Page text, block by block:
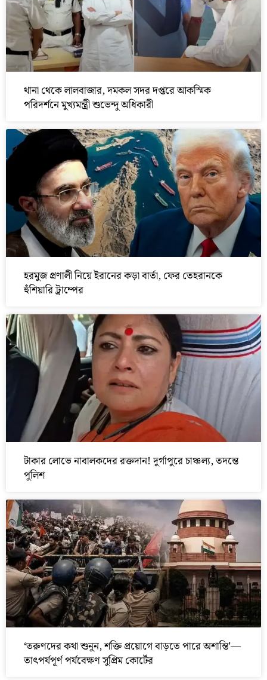
থানা থেকে লালবাজার, দমকল সদর দপ্তরে আকস্মিক
পরিদর্শনে মুখ্যমন্ত্রী শুভেন্দু অধিকারী
হরমুজ প্রণালী নিয়ে ইরানের কড়া বার্তা, ফের তেহরানকে
হুঁশিয়ারি ট্রাম্পের
টাকার লোভে নাবালকদের রক্তদান! দুর্গাপুরে চাঞ্চল্য, তদন্তে
পুলিশ
‘তরুণদের কথা শুনুন, শক্তি প্রয়োগে বাড়তে পারে অশান্তি’—
তাৎপর্যপূর্ণ পর্যবেক্ষণ সুপ্রিম কোর্টের